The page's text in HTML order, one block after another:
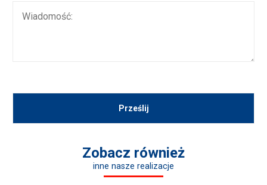
Zobacz również
inne nasze realizacje